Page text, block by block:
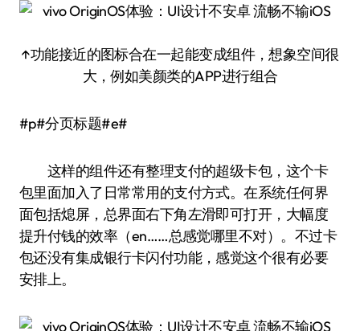
↑功能接近的图标合在一起能变成组件，想象空间很
大，例如美颜类的APP进行组合
#p#分页标题#e#
这样的组件还有整理支付的超级卡包，这个卡
包里面加入了日常常用的支付方式。在系统任何界
面包括熄屏，总界面右下角左滑即可打开，大幅度
提升付钱的效率（en……总感觉哪里不对）。不过卡
包还没有集成银行卡闪付功能，感觉这个很有必要
安排上。